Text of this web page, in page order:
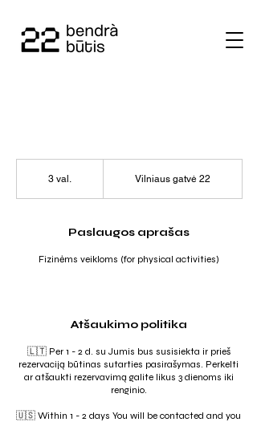
3 val.
.
Vilniaus gatvė 22
Paslaugos aprašas
Fizinėms veikloms (for physical activities)
Atšaukimo politika
🇱🇹 Per 1 - 2 d. su Jumis bus susisiekta ir prieš
rezervaciją būtinas sutarties pasirašymas. Perkelti
ar atšaukti rezervavimą galite likus 3 dienoms iki
renginio.
🇺🇸 Within 1 - 2 days You will be contacted and you